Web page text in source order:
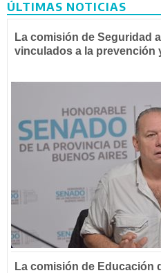
ÚLTIMAS NOTICIAS
La comisión de Seguridad
vinculados a la prevención
La comisión de Educación